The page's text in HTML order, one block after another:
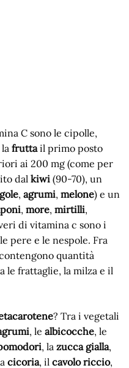
C sono le cipolle,
lafruttail primo posto
ai 200 mg (come per
dalkiwi(90-70), un
,agrumi,melone) e un
,more,mirtilli,
di vitamina c sono i
pere e le nespole. Fra
quantità
le frattaglie, la milza e il
? Tra i vegetali
, lealbicocche, le
, lazucca gialla,
cicoria, ilcavolo riccio,